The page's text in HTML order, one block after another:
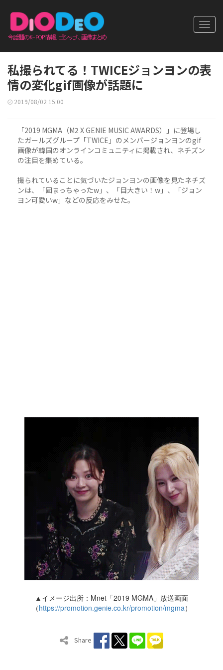
私撮られてる！TWICEジョンヨンの表
情の変化gif画像が話題に
2019/08/02 15:00
「2019 MGMA（M2 X GENIE MUSIC AWARDS）」に登場し
たガールズグループ「TWICE」のメンバージョンヨンのgif
画像が韓国のオンラインコミュニティに掲載され、ネチズン
の注目を集めている。
撮られていることに気づいたジョンヨンの画像を見たネチズ
ンは、「固まっちゃったw」、「目大きい！w」、「ジョン
ヨン可愛いw」などの反応をみせた。
▲イメージ出所：Mnet「2019 MGMA」放送画面
（https://promotion.genie.co.kr/promotion/mgma）
Share